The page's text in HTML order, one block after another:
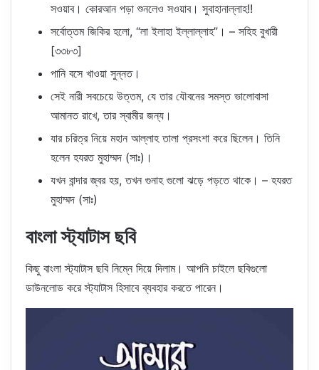
সওয়াব। কোরআন পড়া শুনলেও সওয়াব। সুবাহানাল্লাহ!!
সর্বোত্তম জিকির হলো, “লা ইলাহা ইল্লাল্লাহ”। – সহিহ বুখারী
[৩৩৮৩]
পানি বসে খাওয়া সুন্নত।
সেই নারী সবচেয়ে উত্তম, যে তার যৌবনের সমস্ত ভালোবাসা
আমানত রাখে, তার স্বামীর জন্য।
যার চরিত্র নিয়ে মহান আল্লাহ তালা প্রসংশা করে ছিলেন। তিনি
হলেন হযরত মুহাম্মদ (সাঃ)।
যখন বান্দার জ্বর হয়, তখন গুনাহ গুলো ঝড়ে পড়তে থাকে। – হযরত
মুহাম্মদ (সাঃ)
বাংলা স্ট্যাটাস ছবি
কিছু বাংলা স্ট্যাটাস ছবি নিম্নে দিয়ে দিলাম। আপনি চাইলে ছবিগুলো
ডাউনলোড করে স্ট্যাটাস হিসাবে ব্যবহার করতে পারেন।